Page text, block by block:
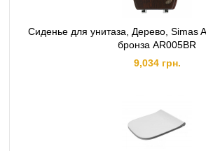
Сиденье для унитаза, Дерево, Simas
бронза AR005BR
9,034 грн.